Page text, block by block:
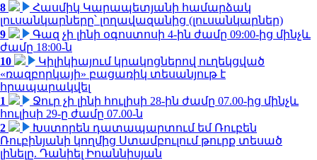
8
Հասմիկ Կարապետյանի համարձակ
լուսանկարները՝ լողավազանից (լուսանկարներ)
9
Գազ չի լինի օգոստոսի 4-ին ժամը 09:00-ից մինչև
ժամը 18:00-ն
10
Կիլիկիայում կրակոցներով ուղեկցված
«ռազբորկայի» բացառիկ տեսանյութ է
հրապարակվել
1
Ջուր չի լինի հուլիսի 28-ին ժամը 07.00-ից մինչև
հուլիսի 29-ը ժամը 07.00-ն
2
Խստորեն դատապարտում եմ Ռուբեն
Ռուբինյանի կողմից Ստամբուլում թուրք տեսած
լինելը. Դանիել Իոաննիսյան